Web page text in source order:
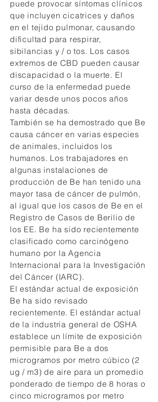
puede provocar síntomas clínicos
que incluyen cicatrices y daños
en el tejido pulmonar, causando
dificultad para respirar,
sibilancias y / o tos. Los casos
extremos de CBD pueden causar
discapacidad o la muerte. El
curso de la enfermedad puede
variar desde unos pocos años
hasta décadas.
También se ha demostrado que Be
causa cáncer en varias especies
de animales, incluidos los
humanos. Los trabajadores en
algunas instalaciones de
producción de Be han tenido una
mayor tasa de cáncer de pulmón,
al igual que los casos de Be en el
Registro de Casos de Berilio de
los EE. Be ha sido recientemente
clasificado como carcinógeno
humano por la Agencia
Internacional para la Investigación
del Cáncer (IARC).
El estándar actual de exposición
Be ha sido revisado
recientemente. El estándar actual
de la industria general de OSHA
establece un límite de exposición
permisible para Be a dos
microgramos por metro cúbico (2
ug / m3) de aire para un promedio
ponderado de tiempo de 8 horas o
cinco microgramos por metro